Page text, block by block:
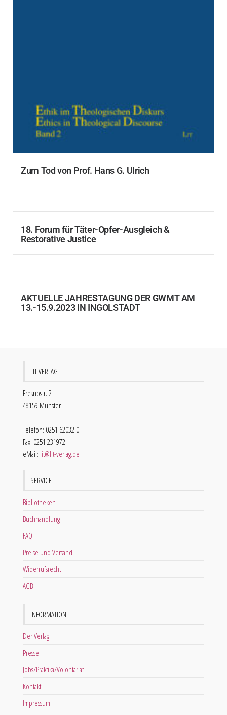
Zum Tod von Prof. Hans G. Ulrich
18. Forum für Täter-Opfer-Ausgleich &
Restorative Justice
AKTUELLE JAHRESTAGUNG DER GWMT AM
13.-15.9.2023 IN INGOLSTADT
LIT VERLAG
Fresnostr. 2
48159 Münster
Telefon: 0251 62032 0
Fax: 0251 231972
eMail: lit@lit-verlag.de
SERVICE
Bibliotheken
Buchhandlung
FAQ
Preise und Versand
Widerrufsrecht
AGB
INFORMATION
Der Verlag
Presse
Jobs/Praktika/Volontariat
Kontakt
Impressum